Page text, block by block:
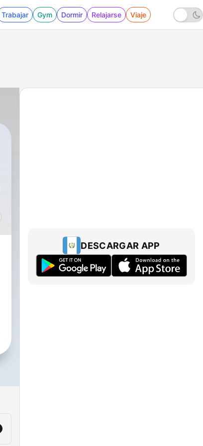
Trabajar Gym Dormir Relajarse Viaje
DESCARGAR APP